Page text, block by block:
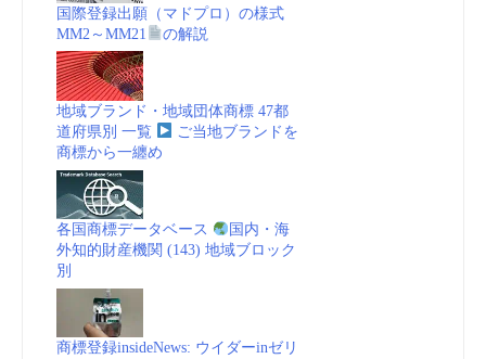
国際登録出願（マドプロ）の様式
MM2～MM21
の解説
地域ブランド・地域団体商標 47都
道府県別 一覧
ご当地ブランドを
商標から一纏め
各国商標データベース
国内・海
外知的財産機関 (143) 地域ブロック
別
商標登録insideNews: ウイダーinゼリ